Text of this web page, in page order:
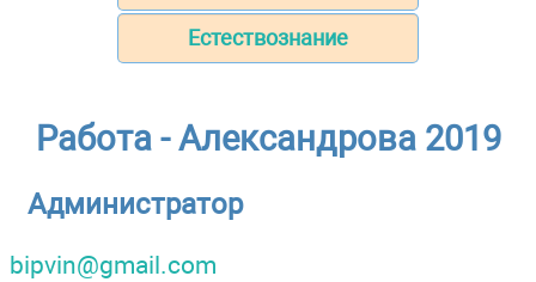
Естествознание
Работа - Александрова 2019
Администратор
bipvin@gmail.com